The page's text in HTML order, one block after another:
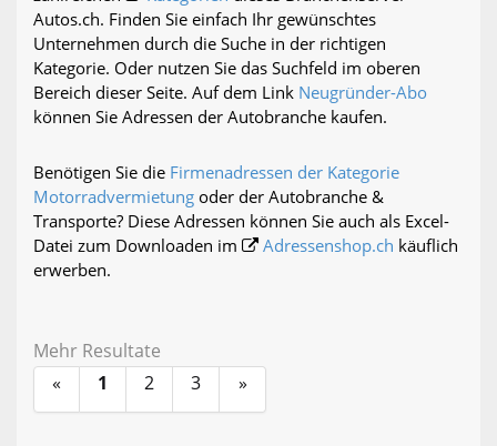
Autos.ch. Finden Sie einfach Ihr gewünschtes
Unternehmen durch die Suche in der richtigen
Kategorie. Oder nutzen Sie das Suchfeld im oberen
Bereich dieser Seite. Auf dem Link Neugründer-Abo
können Sie Adressen der Autobranche kaufen.
Benötigen Sie die Firmenadressen der Kategorie
Motorradvermietung oder der Autobranche &
Transporte? Diese Adressen können Sie auch als Excel-
Datei zum Downloaden im
Adressenshop.ch käuflich
erwerben.
Mehr Resultate
«
1 2 3 »